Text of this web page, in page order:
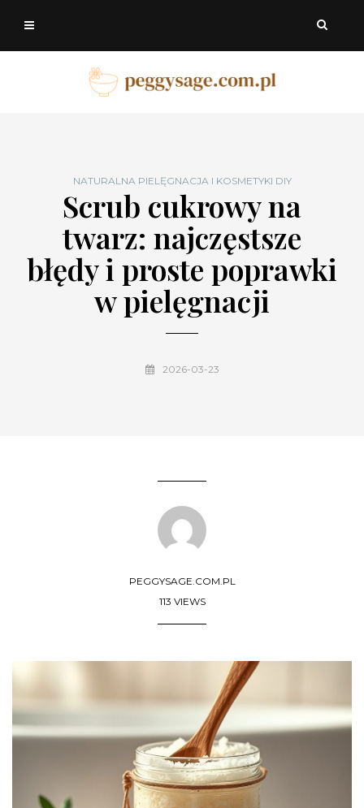
NATURALNA PIELĘGNACJA I KOSMETYKI DIY
Scrub cukrowy na
twarz: najczęstsze
błędy i proste poprawki
w pielęgnacji
2026-03-23
PEGGYSAGE.COM.PL
113 VIEWS